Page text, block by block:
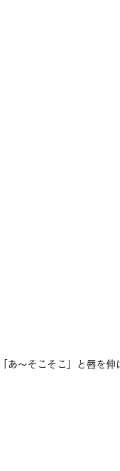
あ〜そこそこ」と唇を